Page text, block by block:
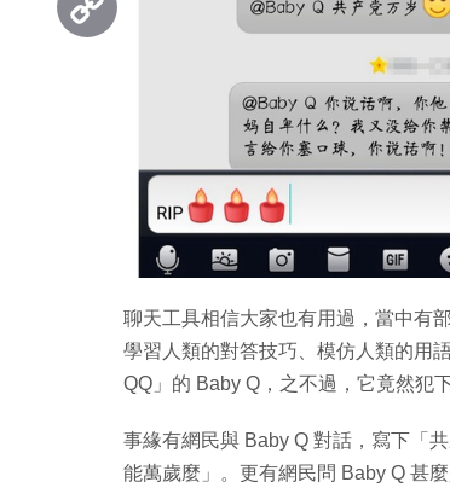
聊天工具相信大家也有用過，當中有
學習人類的對答技巧、模仿人類的用
QQ」的 Baby Q，之不過，它竟然犯
事緣有網民與 Baby Q 對話，寫下「
能萬歲麼」。更有網民問 Baby Q 甚